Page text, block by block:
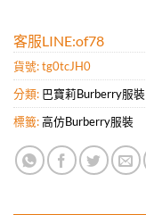
客服LINE:of78
貨號:tg0tcJH0
分類: 巴寶莉Burberry服裝
標籤:高仿Burberry服裝